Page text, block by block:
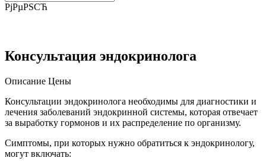
РјРµРЅСЋ
Консультация эндокринолога
Описание Цены
Консультации эндокринолога необходимы для диагностики и
лечения заболеваний эндокринной системы, которая отвечает
за выработку гормонов и их распределение по организму.
Симптомы, при которых нужно обратиться к эндокринологу,
могут включать: